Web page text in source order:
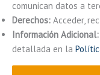
comunican datos a
Derechos: Acceder,
Información Adicional:
detallada en la